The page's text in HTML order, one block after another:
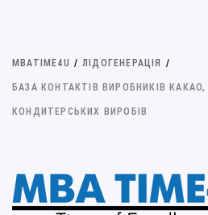
MBATIME4U / ЛІДОГЕНЕРАЦІЯ /
БАЗА КОНТАКТІВ ВИРОБНИКІВ
КОНДИТЕРСЬКИХ ВИРОБІВ